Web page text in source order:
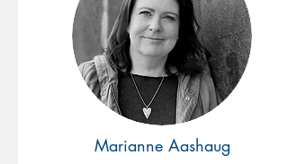
Marianne Aashaug